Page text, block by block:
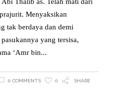
Thalib as. Telah mati dari
Menyaksikan
tak berdaya dan demi
yang tersisa,
‘Amr bin
0 COMMENTS 0 SHARE